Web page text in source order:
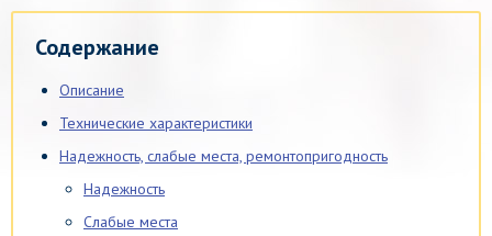
Содержание
Описание
Технические характеристики
Надежность, слабые места, ремонтопригодность
Надежность
Слабые места